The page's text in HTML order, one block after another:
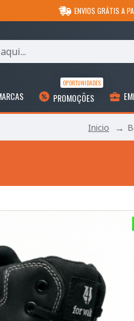
ENVIOS GRÁTIS A
PROMOÇÕES
OPORTUNIDADES
Inicio